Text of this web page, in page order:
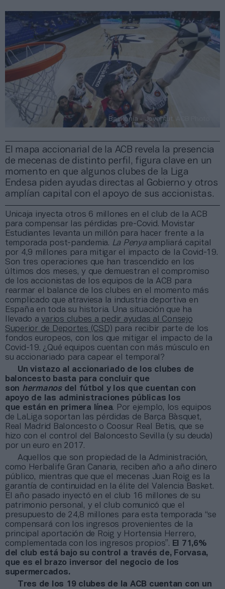
El mapa accionarial de la ACB revela la presencia
de mecenas de distinto perfil, figura clave en un
momento en que algunos clubes de la Liga
Endesa piden ayudas directas al Gobierno y otros
amplían capital con el apoyo de sus accionistas.
Baskonia - Joventut. ACB Photo
Unicaja inyecta otros 6 millones en el club de la ACB
para compensar las pérdidas pre-Covid. Movistar
Estudiantes levanta un millón para hacer frente a la
temporada post-pandemia. La Penya ampliará capital
por 4,9 millones para mitigar el impacto de la Covid-19.
Son tres operaciones que han trascendido en los
últimos dos meses, y que demuestran el compromiso
de los accionistas de los equipos de la ACB para
rearmar el balance de los clubes en el momento más
complicado que atraviesa la industria deportiva en
España en toda su historia. Una situación que ha
llevado avarios clubes a pedir ayudas al Consejo
Superior de Deportes (CSD) para recibir parte de los
fondos europeos, con los que mitigar el impacto de la
Covid-19. ¿Qué equipos cuentan con más músculo en
su accionariado para capear el temporal?
Un vistazo al accionariado de los clubes de
baloncesto basta para concluir que
son hermanosdel fútbol y los que cuentan con
apoyo de las administraciones públicas los
que están en primera línea. Por ejemplo, los equipos
de LaLiga soportan las pérdidas de Barça Bàsquet,
Real Madrid Baloncesto o Coosur Real Betis, que se
hizo con el control del Baloncesto Sevilla (y su deuda)
por un euro en 2017.
Aquellos que son propiedad de la Administración,
como Herbalife Gran Canaria, reciben año a año dinero
público, mientras que que el mecenas Juan Roig es la
garantía de continuidad en la élite del Valencia Basket.
El año pasado inyectó en el club 16 millones de su
patrimonio personal, y el club comunicó que el
presupuesto de 24,8 millones para esta temporada “se
compensará con los ingresos provenientes de la
principal aportación de Roig y Hortensia Herrero,
complementada con los ingresos propios”. El 71,6%
del club está bajo su control a través de, Forvasa,
que es el brazo inversor del negocio de los
supermercados.
Tres de los 19 clubes de la ACB cuentan con un